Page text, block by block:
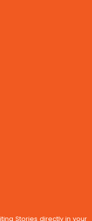
Stories directly in your